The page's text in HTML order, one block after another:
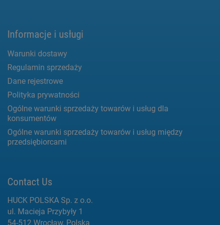
Informacje i usługi
Warunki dostawy
Regulamin sprzedaży
Dane rejestrowe
Polityka prywatności
Ogólne warunki sprzedaży towarów i usług dla
konsumentów
Ogólne warunki sprzedaży towarów i usług między
przedsiębiorcami
Contact Us
HUCK POLSKA Sp. z o.o.
ul. Macieja Przybyły 1
54-512 Wrocław, Polska